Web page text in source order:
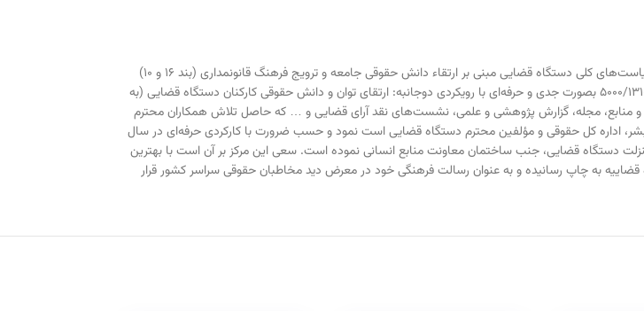
مرکز مطبوعات و انتشارات قوه قضاییه از سال ۱۳۸۰ در راستای تحقق اهداف سند چشم‌انداز بیست ساله کشور و سیاست‌های کلی دستگاه قضایی مبنی بر ارتقاء دانش حقوقی جامعه و ترویج فرهنگ قانونمداری (بند ۱۶ و ۱۰)
ابلاغیه ۱۳۸۱/۷/۲۸ شروع به فعالیت نمود. در سال ۱۳۹۰ با تغییر مدیر مسئول و تصویب آیین‌نامه انتشاراتی شماره ۵۰۰۰/۱۳۱۰ بصورت جدی و حرفه‌ای با رویکردی دوجانبه: ارتقای توان و دانش حقوقی کارکنان دستگاه قضایی (به
و منابع، مجله، گزارش پژوهشی و علمی، نشست‌های نقد آرای قضایی و … که حاصل تلاش همکاران محترم
اداره کل حقوقی و مؤلفین محترم دستگاه قضایی است نمود و حسب ضرورت با کارکردی حرفه‌ای در سال
دستگاه قضایی، جنب ساختمان معاونت منابع انسانی نموده است. سعی این مرکز بر آن است با بهترین
به چاپ رسانیده و به عنوان رسالت فرهنگی خود در معرض دید مخاطبان حقوقی سراسر کشور قرار